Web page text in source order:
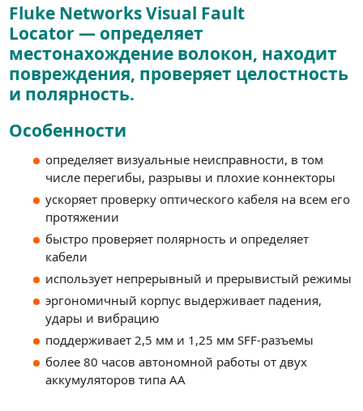
Fluke Networks Visual Fault
Locator — определяет
местонахождение волокон, находит
повреждения, проверяет целостность
и полярность.
Особенности
определяет визуальные неисправности, в том
числе перегибы, разрывы и плохие коннекторы
ускоряет проверку оптического кабеля на всем его
протяжении
быстро проверяет полярность и определяет
кабели
использует непрерывный и прерывистый режимы
эргономичный корпус выдерживает падения,
удары и вибрацию
поддерживает 2,5 мм и 1,25 мм SFF-разъемы
более 80 часов автономной работы от двух
аккумуляторов типа AA